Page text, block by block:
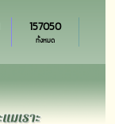
ทั้งหมด
157050